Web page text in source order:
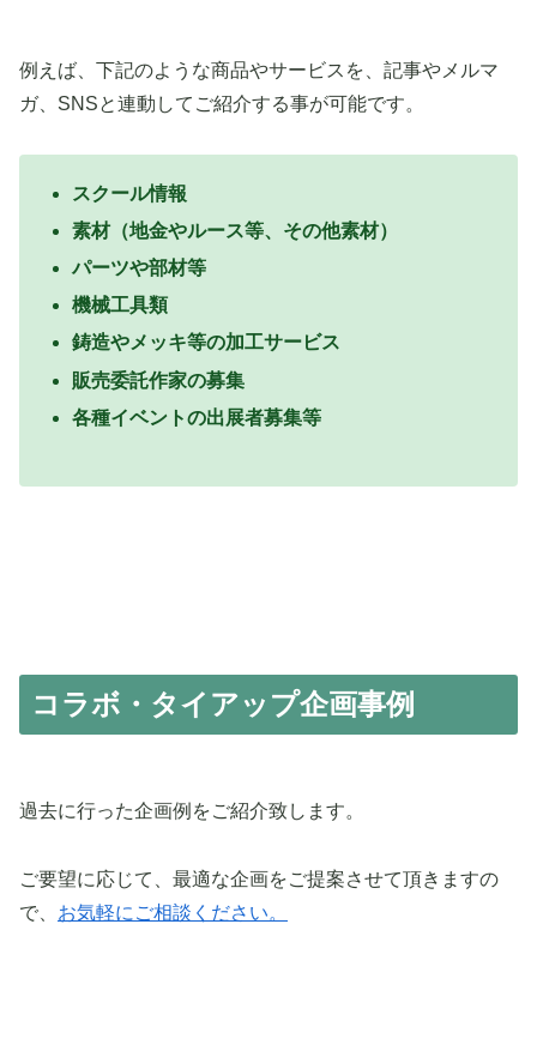
例えば、下記のような商品やサービスを、記事やメルマ
ガ、SNSと連動してご紹介する事が可能です。
スクール情報
素材（地金やルース等、その他素材）
パーツや部材等
機械工具類
鋳造やメッキ等の加工サービス
販売委託作家の募集
各種イベントの出展者募集等
コラボ・タイアップ企画事例
過去に行った企画例をご紹介致します。
ご要望に応じて、最適な企画をご提案させて頂きますの
で、 お気軽にご相談ください。